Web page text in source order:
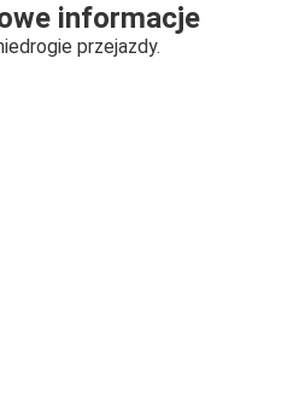
informacje
przejazdy.